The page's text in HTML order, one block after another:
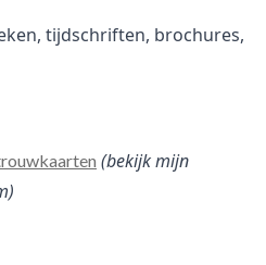
tijdschriften, brochures,
(bekijk mijn